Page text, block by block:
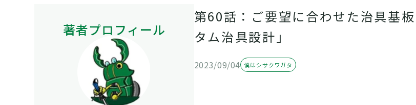
著者プロフィール
第60話：ご要望に合わせた治具基
タム治具設計」
2023/09/04 僕はシサクワガタ